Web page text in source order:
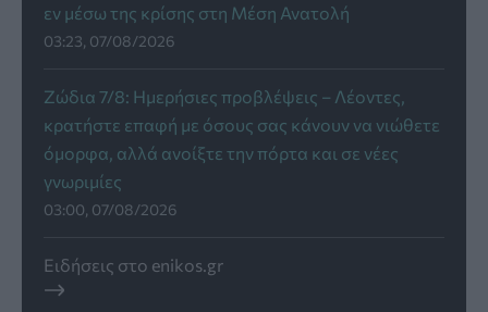
εν μέσω της κρίσης στη Μέση Ανατολή
03:23, 07/08/2026
Ζώδια 7/8: Ημερήσιες προβλέψεις – Λέοντες,
κρατήστε επαφή με όσους σας κάνουν να νιώθετε
όμορφα, αλλά ανοίξτε την πόρτα και σε νέες
γνωριμίες
03:00, 07/08/2026
Ειδήσεις στο enikos.gr